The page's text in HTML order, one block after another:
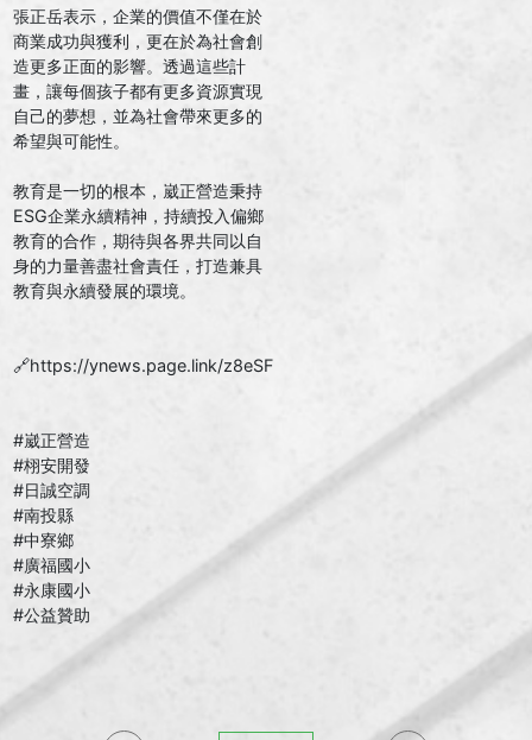
張正岳表示，企業的價值不僅在於
商業成功與獲利，更在於為社會創
造更多正面的影響。透過這些計
畫，讓每個孩子都有更多資源實現
自己的夢想，並為社會帶來更多的
希望與可能性。
教育是一切的根本，崴正營造秉持
ESG企業永續精神，持續投入偏鄉
教育的合作，期待與各界共同以自
身的力量善盡社會責任，打造兼具
教育與永續發展的環境。
🔗https://ynews.page.link/z8eSF
#崴正營造
#栩安開發
#日誠空調
#南投縣
#中寮鄉
#廣福國小
#永康國小
#公益贊助